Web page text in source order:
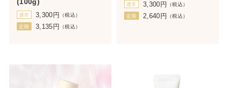
通常 3,300 円 （税込）
定期 3,135 円 （税込）
通常 3,300 円 （税込）
定期 2,640 円 （税込）